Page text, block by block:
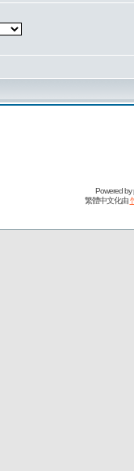
Powered by
繁體中文化由